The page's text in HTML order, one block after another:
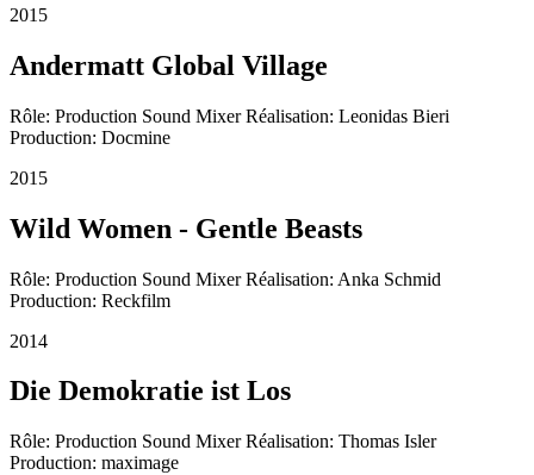
2015
Andermatt Global Village
Rôle: Production Sound Mixer Réalisation: Leonidas Bieri
Production: Docmine
2015
Wild Women - Gentle Beasts
Rôle: Production Sound Mixer Réalisation: Anka Schmid
Production: Reckfilm
2014
Die Demokratie ist Los
Rôle: Production Sound Mixer Réalisation: Thomas Isler
Production: maximage